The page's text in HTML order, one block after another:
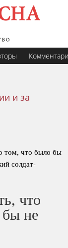
и за
том, что было бы
солдат-
что
не